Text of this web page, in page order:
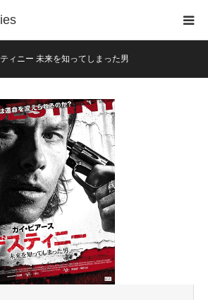
ィニー 未来を知ってしまった男